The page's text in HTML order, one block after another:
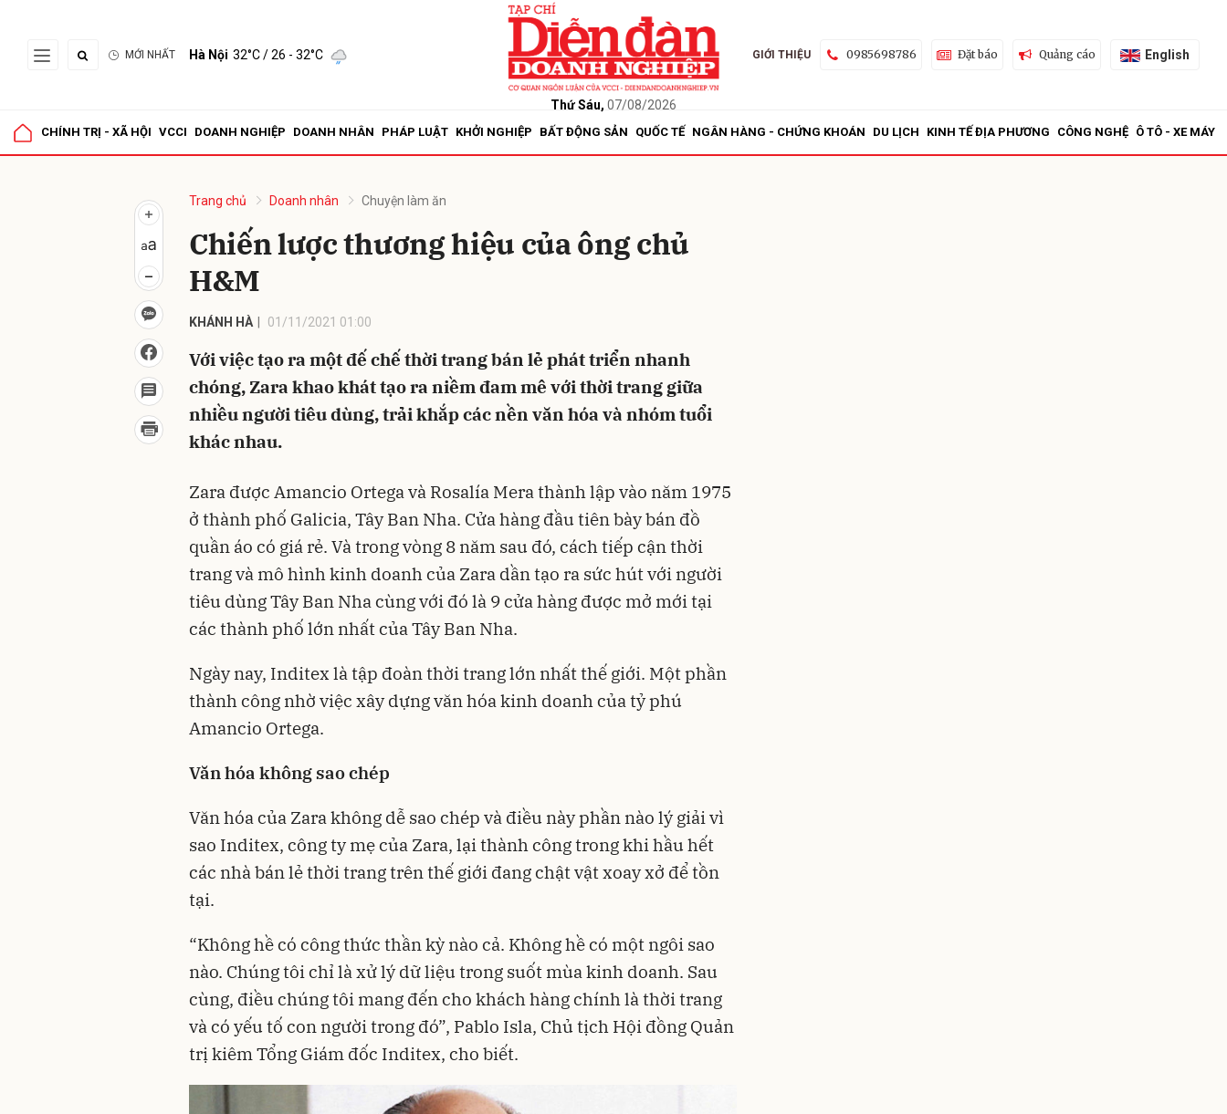
MỚI NHẤT Hà Nội 32°C/ 26 - 32°C
Thứ Sáu, 07/08/2026
GIỚI THIỆU 0985698786 Đặt báo Quảng cáo English
CHÍNH TRỊ - XÃ HỘI VCCI DOANH NGHIỆP DOANH NHÂN PHÁP LUẬT KHỞI NGHIỆP BẤT ĐỘNG SẢN QUỐC TẾ NGÂN HÀNG - CHỨNG KHOÁN DU LỊCH KINH TẾ ĐỊA PHƯƠNG CÔNG NGHỆ Ô TÔ - XE MÁY
Trang chủ Doanh nhân Chuyện làm ăn
Chiến lược thương hiệu của ông chủ
H&M
KHÁNH HÀ 01/11/2021 01:00
Với việc tạo ra một đế chế thời trang bán lẻ phát triển nhanh
chóng, Zara khao khát tạo ra niềm đam mê với thời trang giữa
nhiều người tiêu dùng, trải khắp các nền văn hóa và nhóm tuổi
khác nhau.
Zara được Amancio Ortega và Rosalía Mera thành lập vào năm 1975
ở thành phố Galicia, Tây Ban Nha. Cửa hàng đầu tiên bày bán đồ
quần áo có giá rẻ. Và trong vòng 8 năm sau đó, cách tiếp cận thời
trang và mô hình kinh doanh của Zara dần tạo ra sức hút với người
tiêu dùng Tây Ban Nha cùng với đó là 9 cửa hàng được mở mới tại
các thành phố lớn nhất của Tây Ban Nha.
Ngày nay, Inditex là tập đoàn thời trang lớn nhất thế giới. Một phần
thành công nhờ việc xây dựng văn hóa kinh doanh của tỷ phú
Amancio Ortega.
Văn hóa không sao chép
Văn hóa của Zara không dễ sao chép và điều này phần nào lý giải vì
sao Inditex, công ty mẹ của Zara, lại thành công trong khi hầu hết
các nhà bán lẻ thời trang trên thế giới đang chật vật xoay xở để tồn
tại.
“Không hề có công thức thần kỳ nào cả. Không hề có một ngôi sao
nào. Chúng tôi chỉ là xử lý dữ liệu trong suốt mùa kinh doanh. Sau
cùng, điều chúng tôi mang đến cho khách hàng chính là thời trang
và có yếu tố con người trong đó”, Pablo Isla, Chủ tịch Hội đồng Quản
trị kiêm Tổng Giám đốc Inditex, cho biết.